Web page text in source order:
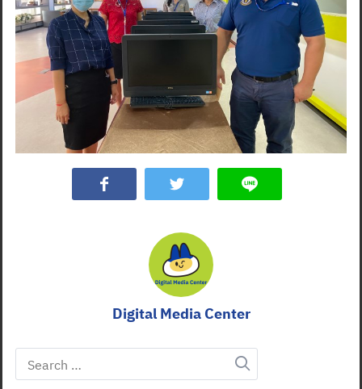
Digital Media Center
Search
for: